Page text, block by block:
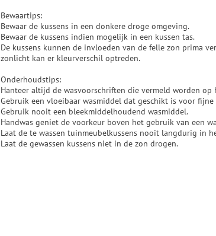
Bewaartips:
Bewaar de kussens in een donkere droge omgeving.
Bewaar de kussens indien mogelijk in een kussen tas.
De kussens kunnen de invloeden van de felle zon prima
zonlicht kan er kleurverschil optreden.
Onderhoudstips:
Hanteer altijd de wasvoorschriften die vermeld worden op
Gebruik een vloeibaar wasmiddel dat geschikt is voor
Gebruik nooit een bleekmiddelhoudend wasmiddel.
Handwas geniet de voorkeur boven het gebruik van een
Laat de te wassen tuinmeubelkussens nooit langdurig in
Laat de gewassen kussens niet in de zon drogen.